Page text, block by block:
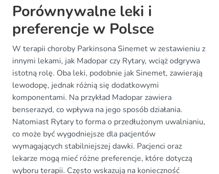
Porównywalne leki i
preferencje w Polsce
W terapii choroby Parkinsona Sinemet w zestawieniu z
innymi lekami, jak Madopar czy Rytary, wciąż odgrywa
istotną rolę. Oba leki, podobnie jak Sinemet, zawierają
lewodopę, jednak różnią się dodatkowymi
komponentami. Na przykład Madopar zawiera
benserazyd, co wpływa na jego sposób działania.
Natomiast Rytary to forma o przedłużonym uwalnianiu,
co może być wygodniejsze dla pacjentów
wymagających stabilniejszej dawki. Pacjenci oraz
lekarze mogą mieć różne preferencje, które dotyczą
wyboru terapii. Często wskazują na konieczność